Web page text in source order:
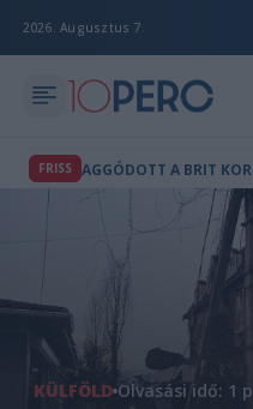
2026. Augusztus 7.
FRISS
KÜLFÖLD Olvasási idő: 1